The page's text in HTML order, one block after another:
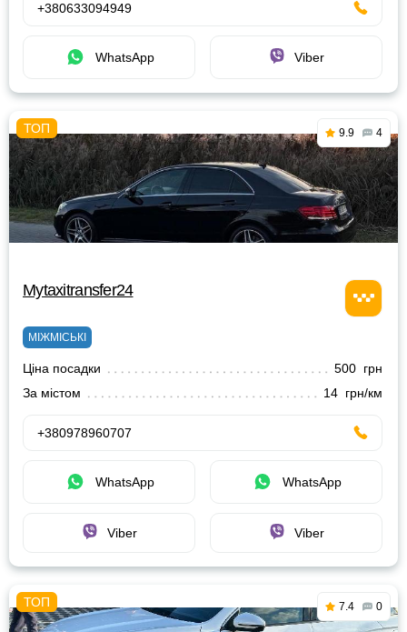
+380633094949
WhatsApp Viber
9.9 4
Mytaxitransfer24
МІЖМІСЬКІ
Ціна посадки
500 грн
За містом
14 грн/км
+380978960707
WhatsApp WhatsApp
Viber Viber
7.4 0